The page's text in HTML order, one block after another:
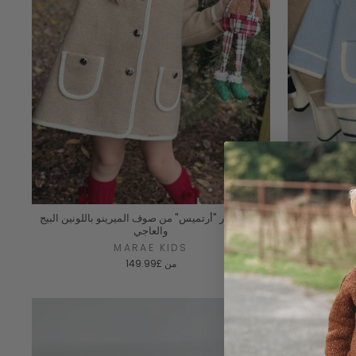
سترة بحار "أرتميس" من صوف الميرينو باللونين البيج
والعاجي
MARAE KIDS
من £149.99
الأزرق